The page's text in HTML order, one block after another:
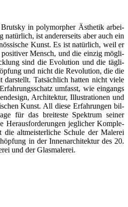
Brut­s­ky in poly­mor­pher Ästhe­tik arbei­
natür­lich, ist ande­rer­seits aber auch ein
Kunst. Es ist natür­lich, weil er
Mensch, und die ein­zig mög­li­
sind die Evo­lu­ti­on und die täg­li­
und nicht die Revo­lu­ti­on, die die
dar­stellt. Tat­säch­lich hat­ten nicht vie­le
umfasst, wie ein­gangs
Archi­tek­tur, Illus­tra­tio­nen und
Kunst. All die­se Erfah­run­gen bil­
für das brei­tes­te Spek­trum sei­ner
Her­aus­for­de­run­gen jeg­li­cher Kom­ple­
alt­meis­ter­li­che Schu­le der Male­rei
in der Innen­ar­chi­tek­tur des 20.
und der Glasmalerei.